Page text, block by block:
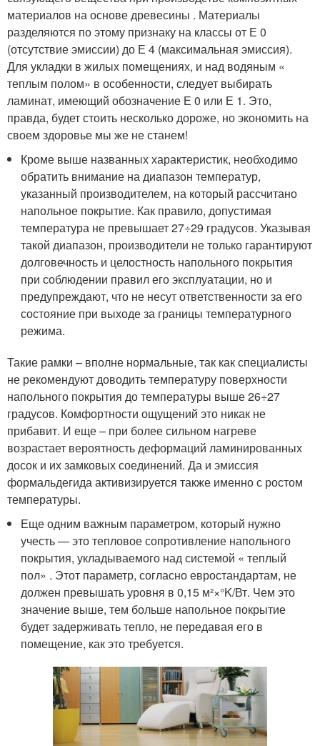
материалов на основе древесины . Материалы
разделяются по этому признаку на классы от Е 0
(отсутствие эмиссии) до Е 4 (максимальная эмиссия).
Для укладки в жилых помещениях, и над водяным «
теплым полом» в особенности, следует выбирать
ламинат, имеющий обозначение Е 0 или Е 1. Это,
правда, будет стоить несколько дороже, но экономить на
своем здоровье мы же не станем!
Кроме выше названных характеристик, необходимо
обратить внимание на диапазон температур,
указанный производителем, на который рассчитано
напольное покрытие. Как правило, допустимая
температура не превышает 27÷29 градусов. Указывая
такой диапазон, производители не только гарантируют
долговечность и целостность напольного покрытия
при соблюдении правил его эксплуатации, но и
предупреждают, что не несут ответственности за его
состояние при выходе за границы температурного
режима.
Такие рамки – вполне нормальные, так как специалисты
не рекомендуют доводить температуру поверхности
напольного покрытия до температуры выше 26÷27
градусов. Комфортности ощущений это никак не
прибавит. И еще – при более сильном нагреве
возрастает вероятность деформаций ламинированных
досок и их замковых соединений. Да и эмиссия
формальдегида активизируется также именно с ростом
температуры.
Еще одним важным параметром, который нужно
учесть — это тепловое сопротивление напольного
покрытия, укладываемого над системой « теплый
пол» . Этот параметр, согласно евростандартам, не
должен превышать уровня в 0,15 м²×°K/Вт. Чем это
значение выше, тем больше напольное покрытие
будет задерживать тепло, не передавая его в
помещение, как это требуется.